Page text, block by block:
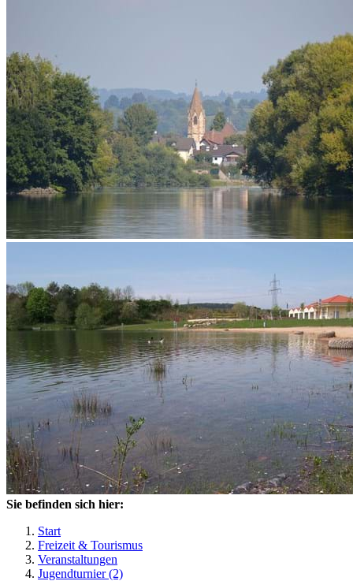
Sie befinden sich hier:
Start
Freizeit & Tourismus
Veranstaltungen
Jugendturnier (2)